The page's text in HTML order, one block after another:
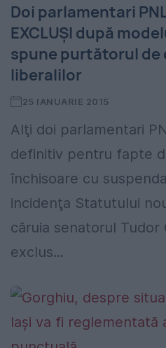
Doi parlamentari
EXCLUȘI după
spune purtătorul de
liberalilor
25 IANUARIE 2015
Alţi doi parlamentari
definitiv pentru fapte
închisoare cu
incidenţa Statutului
căruia senatorul Tudor
exclus...